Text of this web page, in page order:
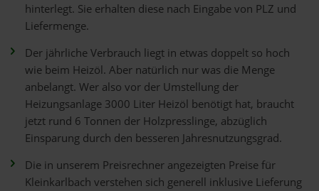
hinterlegt. Sie erhalten diese nach Eingabe von PLZ und
Liefermenge.
Der jährliche Verbrauch liegt in etwas doppelt so hoch
wie beim Heizöl. Aber natürlich nur was die Menge
anbelangt. Wer also vor der Umstellung der
Heizungsanlage 3000 Liter Heizöl benötigt hat, braucht
jetzt rund 6 Tonnen der Holzpresslinge, abzüglich
Einsparung durch den besseren Jahresnutzungsgrad.
Die in unserem Preisrechner angezeigten Preise für
Kleinkarlbach verstehen sich generell inklusive Lieferung